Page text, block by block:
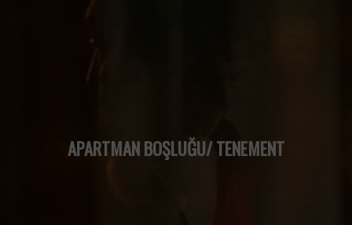
APARTMAN BOŞLUĞU/ TENEMENT